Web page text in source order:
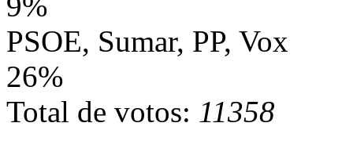
PSOE, Sumar, PP, Vox
26%
Total de votos: 11358